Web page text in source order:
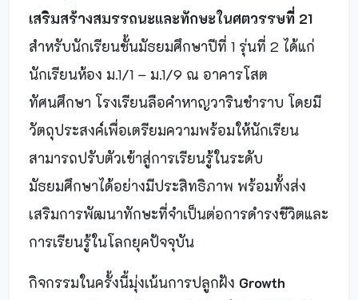
เสริมสร้างสมรรถนะและทักษะในศตวรรษที่ 21
สำหรับนักเรียนชั้นมัธยมศึกษาปีที่ 1 รุ่นที่ 2 ได้แก่
นักเรียนห้อง ม.1/1 – ม.1/9 ณ อาคารโสต
ทัศนศึกษา โรงเรียนลือคำหาญวารินชำราบ โดยมี
วัตถุประสงค์เพื่อเตรียมความพร้อมให้นักเรียน
สามารถปรับตัวเข้าสู่การเรียนรู้ในระดับ
มัธยมศึกษาได้อย่างมีประสิทธิภาพ พร้อมทั้งส่ง
เสริมการพัฒนาทักษะที่จำเป็นต่อการดำรงชีวิตและ
การเรียนรู้ในโลกยุคปัจจุบัน
กิจกรรมในครั้งนี้มุ่งเน้นการปลูกฝัง Growth